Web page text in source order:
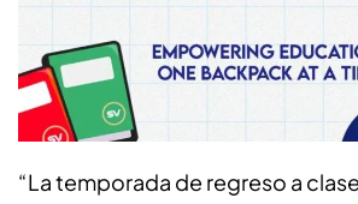
“La temporada de regreso a